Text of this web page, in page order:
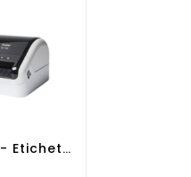
Brother - Etichettatrice -...